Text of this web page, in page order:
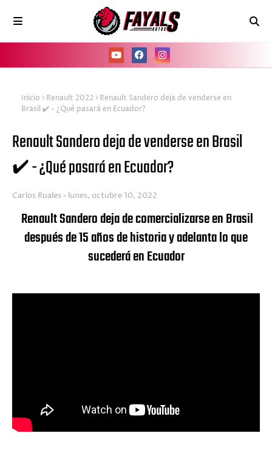
Inicio Renault 2022
Renault Sandero deja de venderse en
Brasil ✔️ - ¿Qué pasará en Ecuador?
Renault Sandero deja de venderse en Brasil
✔️ - ¿Qué pasará en Ecuador?
Carlos Ruales lunes, octubre 10, 2022
Renault Sandero deja de comercializarse en Brasil
después de 15 años de historia y adelanta lo que
sucederá en Ecuador